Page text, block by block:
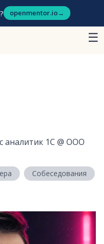
openmentor.io→
☰
аналитик 1С @ ООО
Собеседования